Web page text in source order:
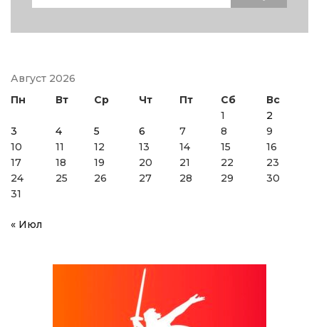
Август 2026
Пн
Вт Ср Чт Пт Сб
Вс
1
2
3
4 5 6 7 8
9
10
11 12 13 14 15
16
17
18 19 20 21 22
23
24
25 26 27 28 29
30
31
« Июл